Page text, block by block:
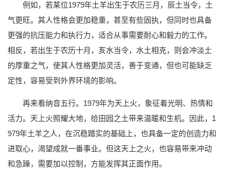
例如，若某位1979年土羊出生于农历三月，辰土当令，土
气更旺。其人性格会更加稳重，甚至有些固执，但同时也具备
更强的抗压能力和执行力，适合从事需要耐心和毅力的工作。
相反，若出生于农历十月，亥水当令，水土相克，则会冲淡土
的厚重之气，使其人性格更加灵活，善于变通，但也可能缺乏
定性，容易受到外界环境的影响。
再来看纳音五行。1979年为天上火，象征着光明、热情和
活力。天上火照耀大地，给田园之土带来温暖和生机。因此，1
979年土羊之人，在沉稳踏实的基础上，也具备一定的创造力和
进取心，渴望成就一番事业。但这天上之火，也容易带来冲动
和急躁，需要加以控制，方能发挥其正面作用。